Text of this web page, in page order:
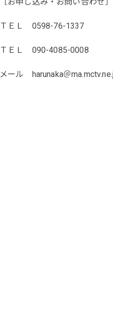
ＴＥＬ 0598-76-1337
ＴＥＬ 090-4085-0008
メール harunaka＠